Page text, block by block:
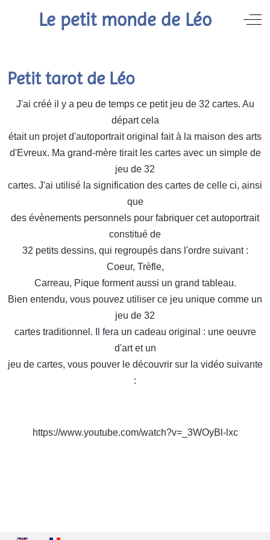
Le petit monde de Léo Off-
Petit tarot de Léo
J'ai créé il y a peu de temps ce petit jeu de 32 cartes. Au
départ cela
était un projet d'autoportrait original fait à la maison des arts
d'Evreux. Ma grand-mère tirait les cartes avec un simple de
jeu de 32
cartes. J'ai utilisé la signification des cartes de celle ci, ainsi
que
des évènements personnels pour fabriquer cet autoportrait
constitué de
32 petits dessins, qui regroupés dans l'ordre suivant :
Coeur, Trèfle,
Carreau, Pique forment aussi un grand tableau.
Bien entendu, vous pouvez utiliser ce jeu unique comme un
jeu de 32
cartes traditionnel. Il fera un cadeau original : une oeuvre
d'art et un
jeu de cartes, vous pouver le découvrir sur la vidéo suivante
:
https://www.youtube.com/watch?v=_3WOyBl-lxc